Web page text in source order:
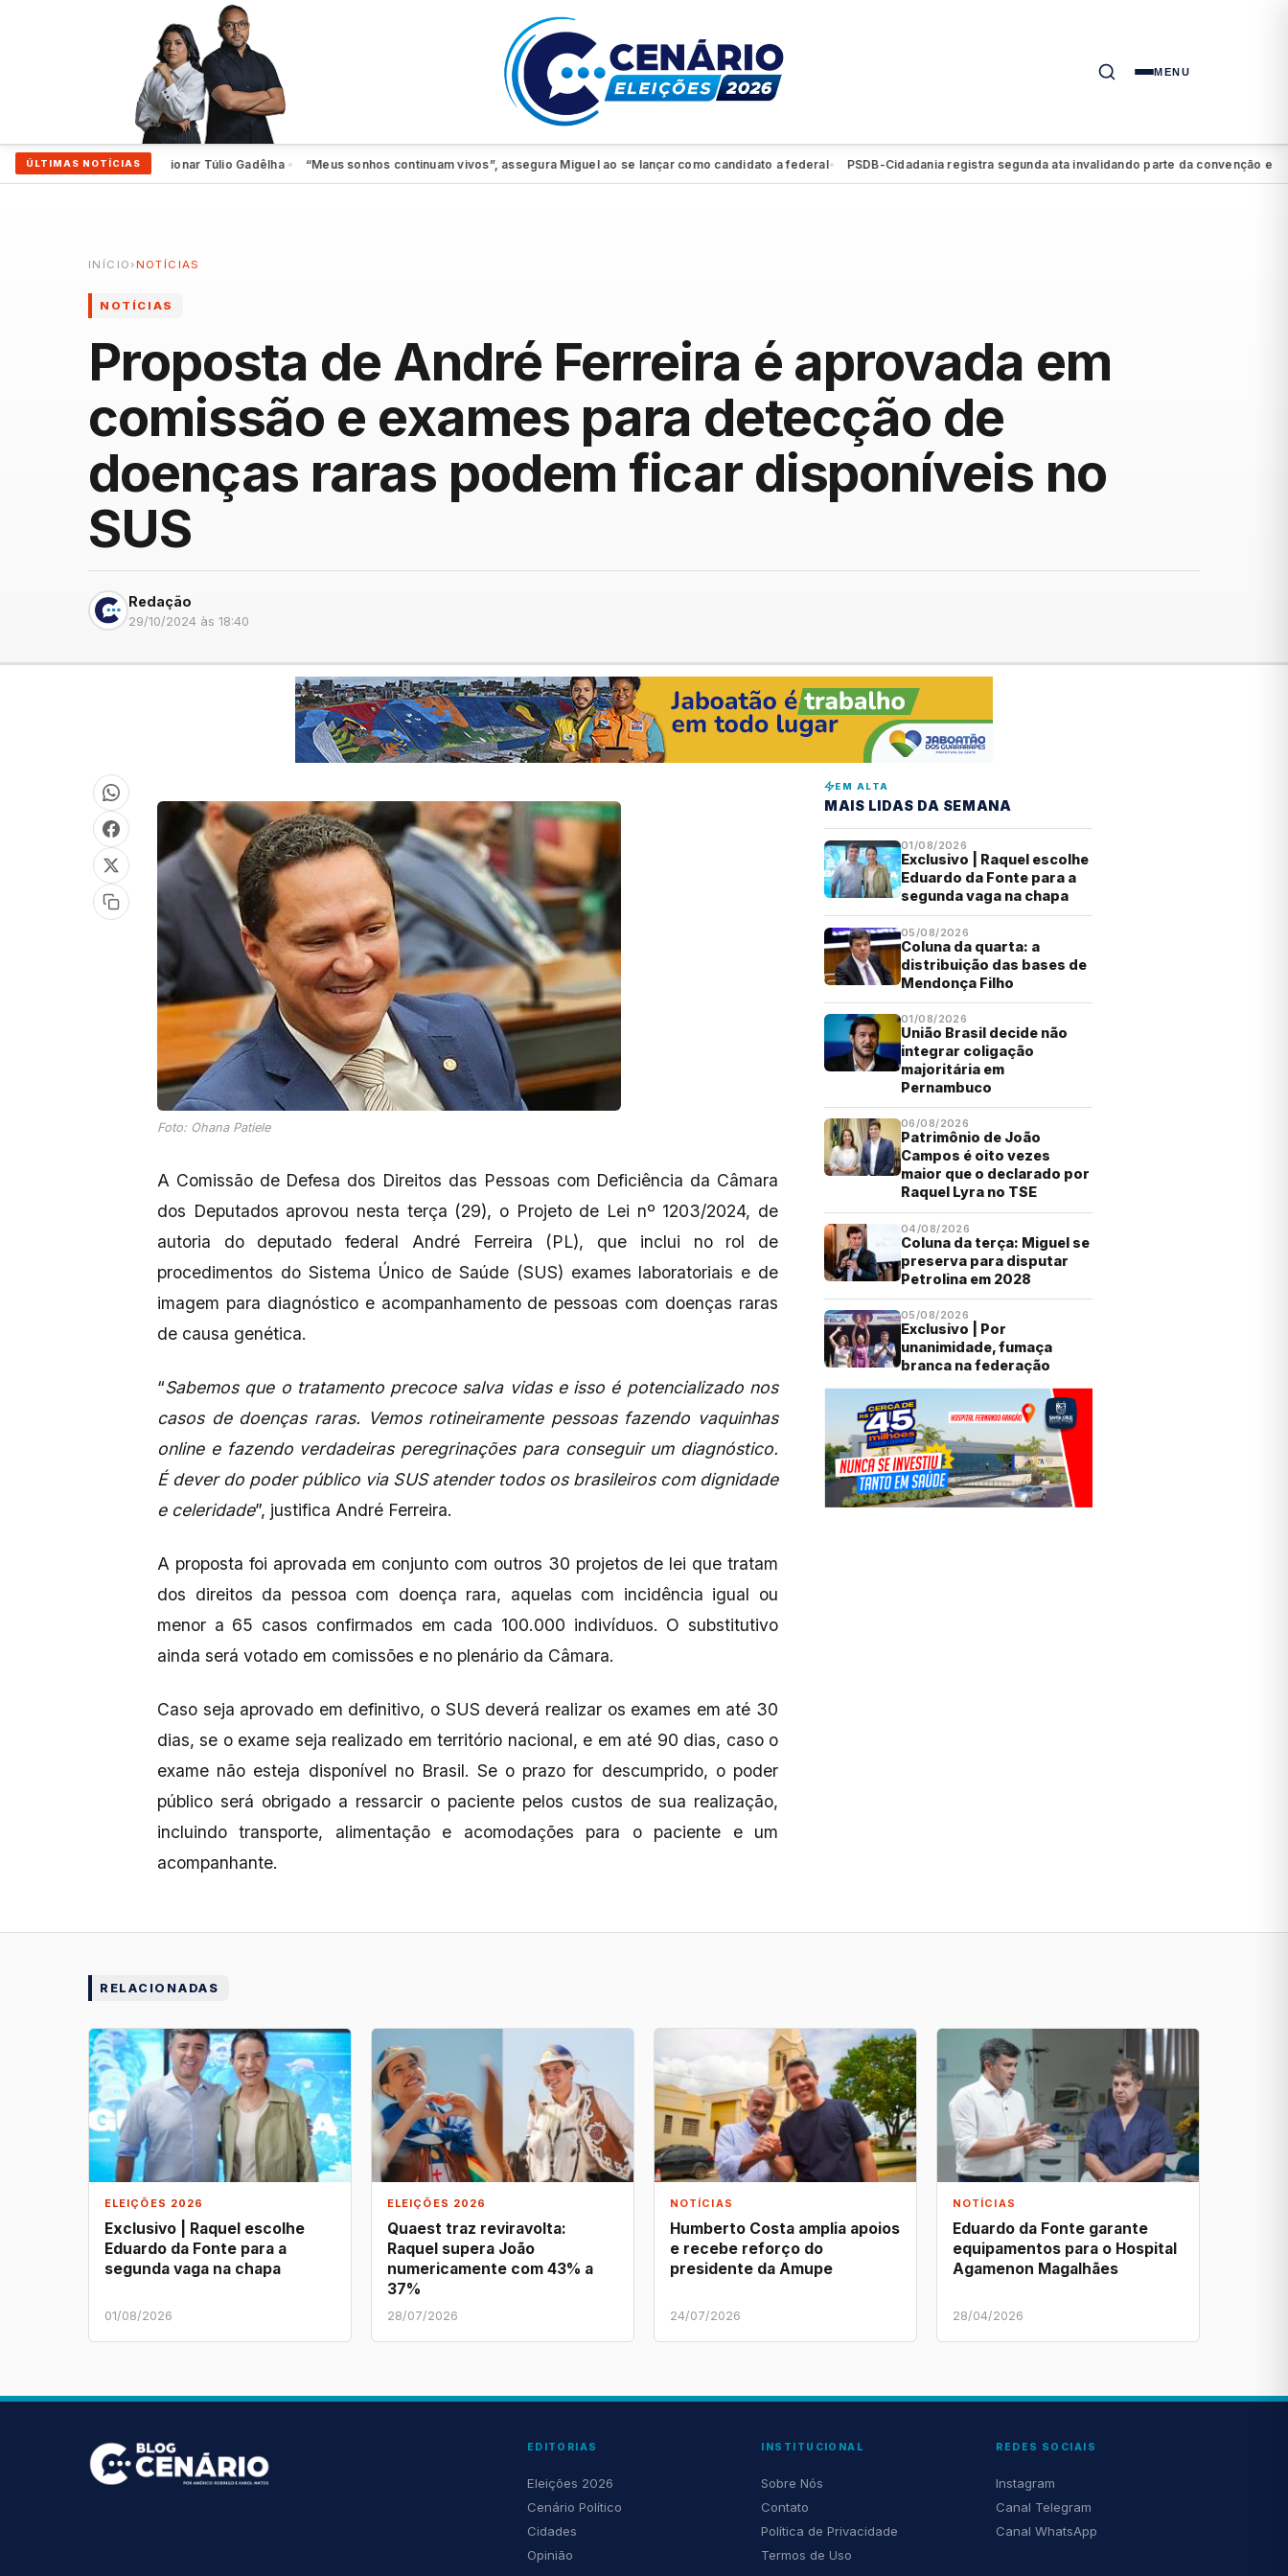
MENU
ÚLTIMAS NOTÍCIAS
tarefa para impulsionar Túlio Gadêlha● “Meus sonhos continuam vivos”, assegura Miguel ao se lançar como candidato a federal● PSDB-Cidadania registra segunda ata invalidando parte da convenção e
INÍCIO › NOTÍCIAS
NOTÍCIAS
Proposta de André Ferreira é aprovada em
comissão e exames para detecção de
doenças raras podem ficar disponíveis no
SUS
Redação
29/10/2024 às 18:40
Foto: Ohana Patiele
A Comissão de Defesa dos Direitos das Pessoas com Deficiência da Câmara
dos Deputados aprovou nesta terça (29), o Projeto de Lei nº 1203/2024, de
autoria do deputado federal André Ferreira (PL), que inclui no rol de
procedimentos do Sistema Único de Saúde (SUS) exames laboratoriais e de
imagem para diagnóstico e acompanhamento de pessoas com doenças raras
de causa genética.
“Sabemos que o tratamento precoce salva vidas e isso é potencializado nos
casos de doenças raras. Vemos rotineiramente pessoas fazendo vaquinhas
online e fazendo verdadeiras peregrinações para conseguir um diagnóstico.
É dever do poder público via SUS atender todos os brasileiros com dignidade
e celeridade”, justifica André Ferreira.
A proposta foi aprovada em conjunto com outros 30 projetos de lei que tratam
dos direitos da pessoa com doença rara, aquelas com incidência igual ou
menor a 65 casos confirmados em cada 100.000 indivíduos. O substitutivo
ainda será votado em comissões e no plenário da Câmara.
Caso seja aprovado em definitivo, o SUS deverá realizar os exames em até 30
dias, se o exame seja realizado em território nacional, e em até 90 dias, caso o
exame não esteja disponível no Brasil. Se o prazo for descumprido, o poder
público será obrigado a ressarcir o paciente pelos custos de sua realização,
incluindo transporte, alimentação e acomodações para o paciente e um
acompanhante.
EM ALTA
MAIS LIDAS DA SEMANA
01/08/2026
Exclusivo | Raquel escolhe
Eduardo da Fonte para a
segunda vaga na chapa
05/08/2026
Coluna da quarta: a
distribuição das bases de
Mendonça Filho
01/08/2026
União Brasil decide não
integrar coligação
majoritária em
Pernambuco
06/08/2026
Patrimônio de João
Campos é oito vezes
maior que o declarado por
Raquel Lyra no TSE
04/08/2026
Coluna da terça: Miguel se
preserva para disputar
Petrolina em 2028
05/08/2026
Exclusivo | Por
unanimidade, fumaça
branca na federação
RELACIONADAS
ELEIÇÕES 2026
Exclusivo | Raquel escolhe
Eduardo da Fonte para a
segunda vaga na chapa
01/08/2026
ELEIÇÕES 2026
Quaest traz reviravolta:
Raquel supera João
numericamente com 43% a
37%
28/07/2026
NOTÍCIAS
Humberto Costa amplia apoios
e recebe reforço do
presidente da Amupe
24/07/2026
NOTÍCIAS
Eduardo da Fonte garante
equipamentos para o Hospital
Agamenon Magalhães
28/04/2026
EDITORIAS
Eleições 2026
Cenário Político
Cidades
Opinião
INSTITUCIONAL
Sobre Nós
Contato
Política de Privacidade
Termos de Uso
REDES SOCIAIS
Instagram
Canal Telegram
Canal WhatsApp